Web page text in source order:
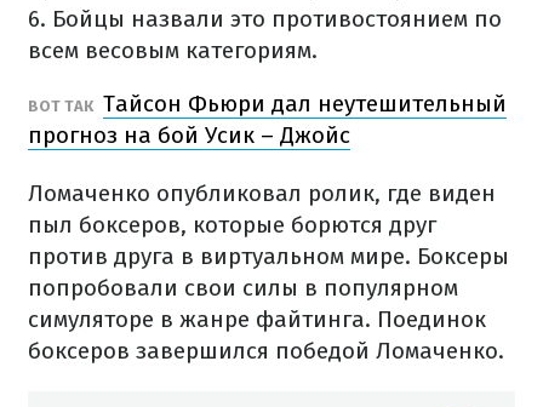
6. Бойцы назвали это противостоянием по
всем весовым категориям.
ВОТ ТАК Тайсон Фьюри дал неутешительный
прогноз на бой Усик – Джойс
Ломаченко опубликовал ролик, где виден
пыл боксеров, которые борются друг
против друга в виртуальном мире. Боксеры
попробовали свои силы в популярном
симуляторе в жанре файтинга. Поединок
боксеров завершился победой Ломаченко.